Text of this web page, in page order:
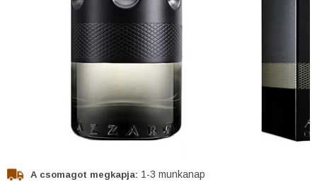
A csomagot megkapja: 1-3 munkanap